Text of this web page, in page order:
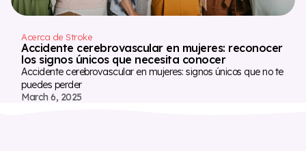
Acerca de Stroke
Accidente cerebrovascular en mujeres: reconocer
los signos únicos que necesita conocer
Accidente cerebrovascular en mujeres: signos únicos que no te
puedes perder
March 6, 2025